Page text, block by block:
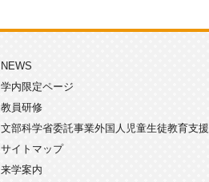
NEWS
学内限定ページ
教員研修
文部科学省委託事業外国人児童生徒教育支援
サイトマップ
来学案内